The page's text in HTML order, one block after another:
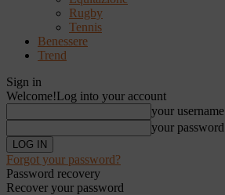
Rugby
Tennis
Benessere
Trend
Sign in
Welcome!Log into your account
your username
your password
Forgot your password?
Password recovery
Recover your password